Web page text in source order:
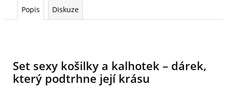
Popis Diskuze
Set sexy košilky a kalhotek – dárek,
který podtrhne její krásu